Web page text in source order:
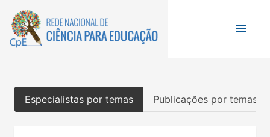
Especialistas por temas Publicações por temas